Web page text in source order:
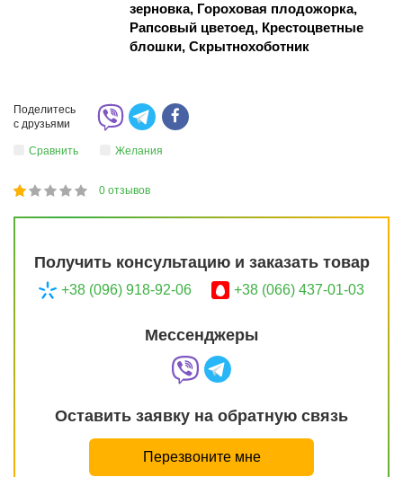
зерновка, Гороховая плодожорка,
Рапсовый цветоед, Крестоцветные
блошки, Скрытнохоботник
Поделитесь
с друзьями
Сравнить Желания
20
1
2
3
4
5 0 отзывов
Получить консультацию и заказать товар
+38 (096) 918-92-06 +38 (066) 437-01-03
Мессенджеры
Оставить заявку на обратную связь
Перезвоните мне